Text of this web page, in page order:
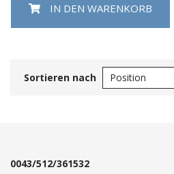
IN DEN WARENKORB
Sortieren nach
0043/512/361532